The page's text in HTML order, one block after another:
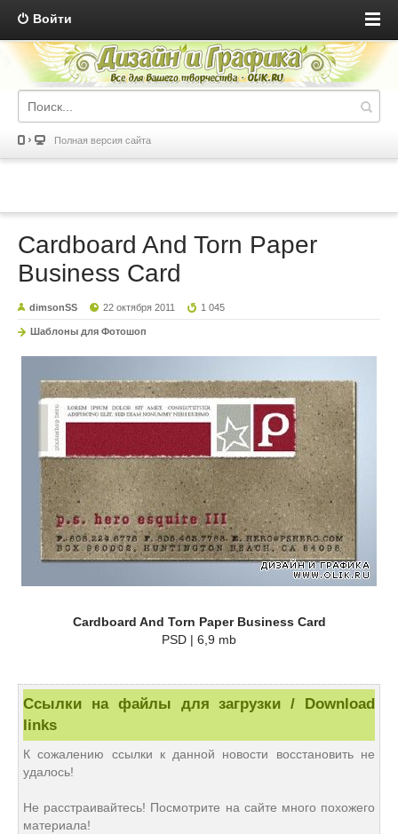
Войти
Полная версия сайта
Cardboard And Torn Paper
Business Card
dimsonSS 22 октября 2011 1 045
Шаблоны для Фотошоп
Cardboard And Torn Paper Business Card
PSD | 6,9 mb
Ссылки на файлы для загрузки / Download
links
К сожалению ссылки к данной новости восстановить не
удалось!
Не расстраивайтесь! Посмотрите на сайте много похожего
материала!